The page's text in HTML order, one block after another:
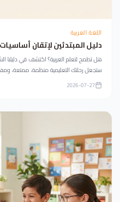
اللغة العربية
دليل المبتدئين لإتقان
هل تطمح لتعلم العربية؟ اكتشف في دليلنا
ستجعل رحلتك التعليمية منظمة، ممتعة،
2026-07-27